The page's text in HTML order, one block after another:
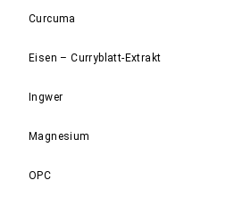
Curcuma
Eisen – Curryblatt-Extrakt
Ingwer
Magnesium
OPC